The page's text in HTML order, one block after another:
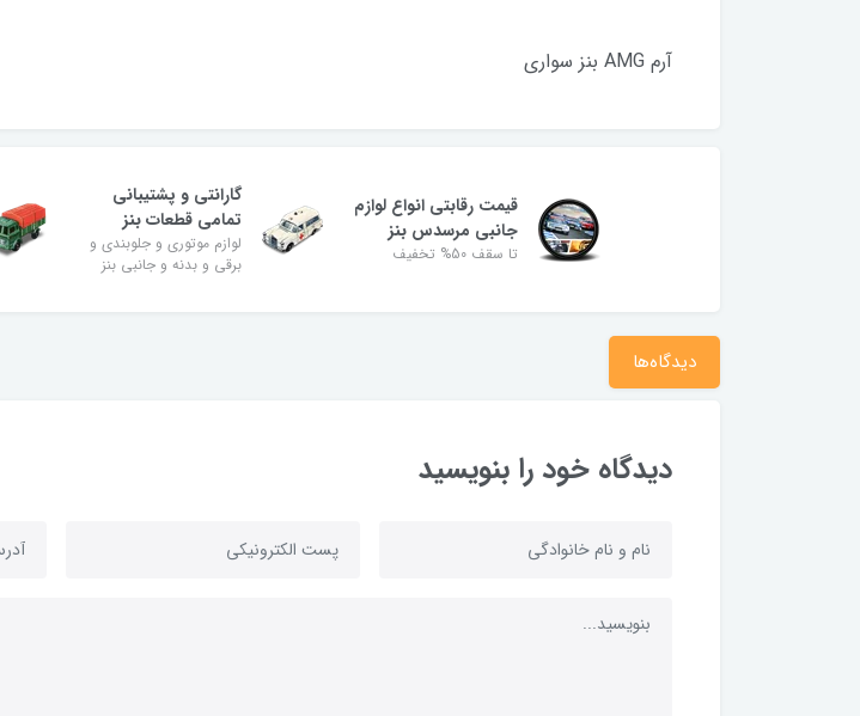
آرم AMG بنز سواری
قیمت رقابتی انواع لوازم
جانبی مرسدس بنز
تا سقف 50% تخفیف
گارانتی و پشتیبانی
تمامی قطعات بنز
لوازم موتوری و جلوبندی و
برقی و بدنه و جانبی بنز
دیدگاه‌ها
دیدگاه خود را بنویسید